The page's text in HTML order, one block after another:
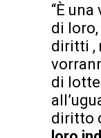
“È
di
diritti ,
di
diritto